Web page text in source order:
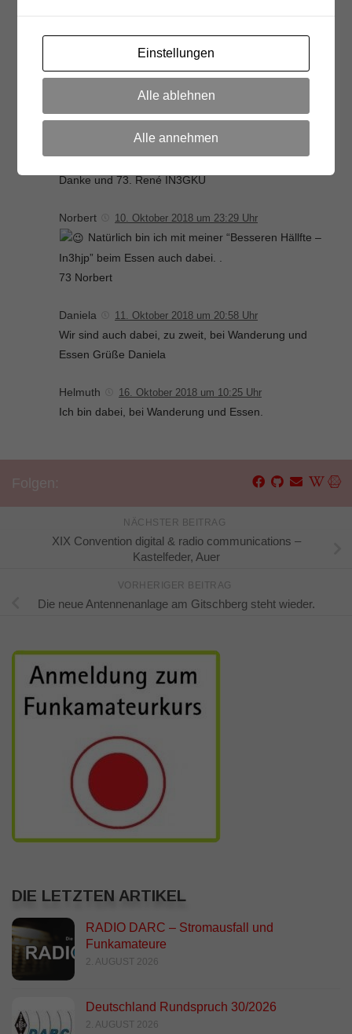
10. Oktober 2018 um 22:08 Uhr
Sind gerne mit dabei.
Bitte 5 Personen für Wanderung und Mittagessen
anmelden.
Danke und 73. René IN3GKU
Norbert 10. Oktober 2018 um 23:29 Uhr
Natürlich bin ich mit meiner “Besseren Hällfte –
In3hjp” beim Essen auch dabei. .
73 Norbert
Daniela 11. Oktober 2018 um 20:58 Uhr
Wir sind auch dabei, zu zweit, bei Wanderung und
Essen Grüße Daniela
Helmuth 16. Oktober 2018 um 10:25 Uhr
Ich bin dabei, bei Wanderung und Essen.
NÄCHSTER BEITRAG
XIX Convention digital & radio communications –
Kastelfeder, Auer
VORHERIGER BEITRAG
Die neue Antennenanlage am Gitschberg steht wieder.
DIE LETZTEN ARTIKEL
RADIO DARC – Stromausfall und
Funkamateure
2. AUGUST 2026
Deutschland Rundspruch 30/2026
2. AUGUST 2026
Einstellungen
Alle ablehnen
Alle annehmen